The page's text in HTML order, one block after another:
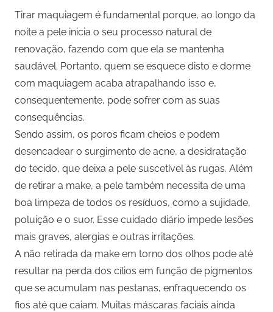
Tirar maquiagem é fundamental porque, ao longo da
noite a pele inicia o seu processo natural de
renovação, fazendo com que ela se mantenha
saudável. Portanto, quem se esquece disto e dorme
com maquiagem acaba atrapalhando isso e,
consequentemente, pode sofrer com as suas
consequências.
Sendo assim, os poros ficam cheios e podem
desencadear o surgimento de acne, a desidratação
do tecido, que deixa a pele suscetível às rugas. Além
de retirar a make, a pele também necessita de uma
boa limpeza de todos os resíduos, como a sujidade,
poluição e o suor. Esse cuidado diário impede lesões
mais graves, alergias e outras irritações.
A não retirada da make em torno dos olhos pode até
resultar na perda dos cílios em função de pigmentos
que se acumulam nas pestanas, enfraquecendo os
fios até que caiam. Muitas máscaras faciais ainda